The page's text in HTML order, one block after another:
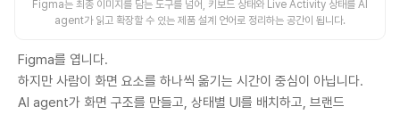
Figma는 최종 이미지를 담는 도구를 넘어, 키보드 상태와 Live Activity 상태를 AI
agent가 읽고 확장할 수 있는 제품 설계 언어로 정리하는 공간이 됩니다.
Figma를 엽니다.
하지만 사람이 화면 요소를 하나씩 옮기는 시간이 중심이 아닙니다.
AI agent가 화면 구조를 만들고, 상태별 UI를 배치하고, 브랜드